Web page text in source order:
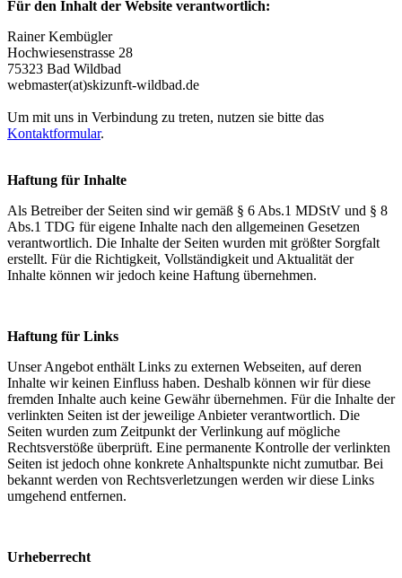
Für den Inhalt der Website verantwortlich:
Rainer Kembügler
Hochwiesenstrasse 28
75323 Bad Wildbad
webmaster(at)skizunft-wildbad.de
Um mit uns in Verbindung zu treten, nutzen sie bitte das
Kontaktformular.
Haftung für Inhalte
Als Betreiber der Seiten sind wir gemäß § 6 Abs.1 MDStV und § 8
Abs.1 TDG für eigene Inhalte nach den allgemeinen Gesetzen
verantwortlich. Die Inhalte der Seiten wurden mit größter Sorgfalt
erstellt. Für die Richtigkeit, Vollständigkeit und Aktualität der
Inhalte können wir jedoch keine Haftung übernehmen.
Haftung für Links
Unser Angebot enthält Links zu externen Webseiten, auf deren
Inhalte wir keinen Einfluss haben. Deshalb können wir für diese
fremden Inhalte auch keine Gewähr übernehmen. Für die Inhalte der
verlinkten Seiten ist der jeweilige Anbieter verantwortlich. Die
Seiten wurden zum Zeitpunkt der Verlinkung auf mögliche
Rechtsverstöße überprüft. Eine permanente Kontrolle der verlinkten
Seiten ist jedoch ohne konkrete Anhaltspunkte nicht zumutbar. Bei
bekannt werden von Rechtsverletzungen werden wir diese Links
umgehend entfernen.
Urheberrecht